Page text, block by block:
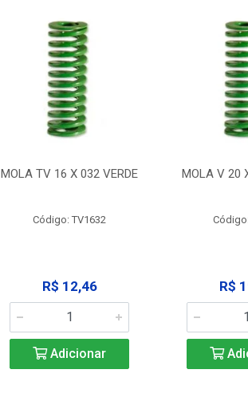
MOLA TV 16 X 032 VERDE
Código: TV1632
R$ 12,46
Adicionar
MOLA V 20
R$